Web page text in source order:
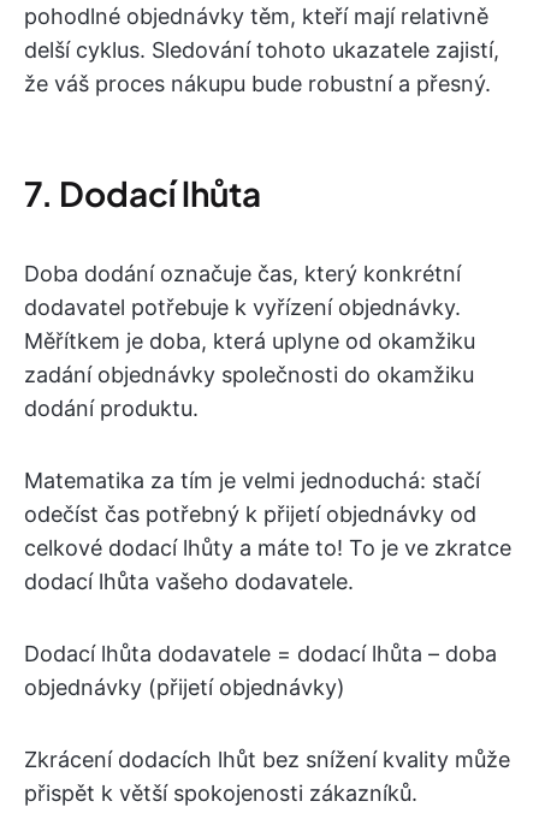
pohodlné objednávky těm, kteří mají relativně
delší cyklus. Sledování tohoto ukazatele zajistí,
že váš proces nákupu bude robustní a přesný.
7. Dodací lhůta
Doba dodání označuje čas, který konkrétní
dodavatel potřebuje k vyřízení objednávky.
Měřítkem je doba, která uplyne od okamžiku
zadání objednávky společnosti do okamžiku
dodání produktu.
Matematika za tím je velmi jednoduchá: stačí
odečíst čas potřebný k přijetí objednávky od
celkové dodací lhůty a máte to! To je ve zkratce
dodací lhůta vašeho dodavatele.
Dodací lhůta dodavatele = dodací lhůta – doba
objednávky (přijetí objednávky)
Zkrácení dodacích lhůt bez snížení kvality může
přispět k větší spokojenosti zákazníků.